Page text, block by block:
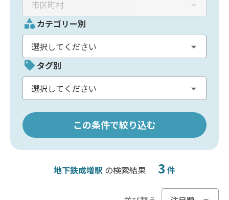
カテゴリー別
タグ別
この条件で絞り込む
地下鉄成増駅 の検索結果 3 件